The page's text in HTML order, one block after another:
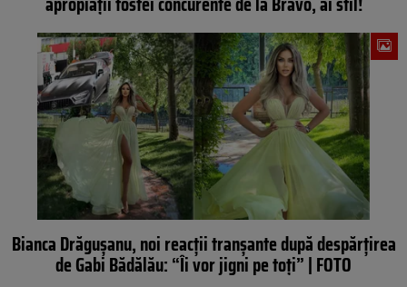
Bianca Drăgușanu, noi reacții tranșante după despărțirea
de Gabi Bădălău: “Îi vor jigni pe toți” | FOTO